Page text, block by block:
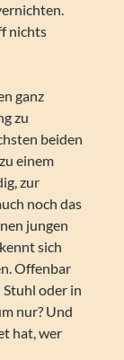
nichts
ganz
zu
beiden
einem
zur
noch das
jungen
sich
Offenbar
Stuhl oder in
nur? Und
hat, wer